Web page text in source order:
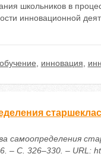
школьников в
инновационной
обучение инновация
самоопределения
– С. 326–330. – URL: